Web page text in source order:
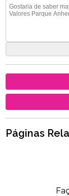
Páginas